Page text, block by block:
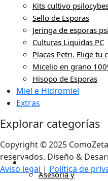
Kits cultivo
Sello de Esporas
Jeringa de esporas
Culturas Liquidas PC
Placas Petri. Elige tu
Micelio en grano
Hisopo de Esporas
Miel e Hidromiel
Extras
Explorar categorías
Copyright © 2025
reservados. Diseño &
Aviso legal | Política de
Cultivo de setas
Asesoria y